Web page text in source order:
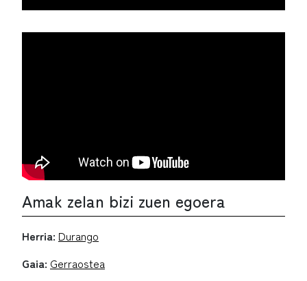
Amak zelan bizi zuen egoera
Herria: Durango
Gaia: Gerraostea